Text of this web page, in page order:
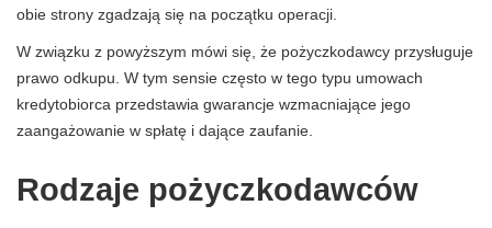
obie strony zgadzają się na początku operacji.
W związku z powyższym mówi się, że pożyczkodawcy przysługuje
prawo odkupu. W tym sensie często w tego typu umowach
kredytobiorca przedstawia gwarancje wzmacniające jego
zaangażowanie w spłatę i dające zaufanie.
Rodzaje pożyczkodawców